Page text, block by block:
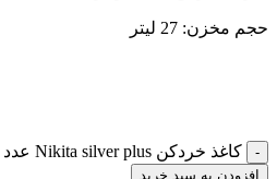
حجم مخزن: 27 لیتر
کاغذ خردکن Nikita silver plus عدد
افزودن به سبد خرید